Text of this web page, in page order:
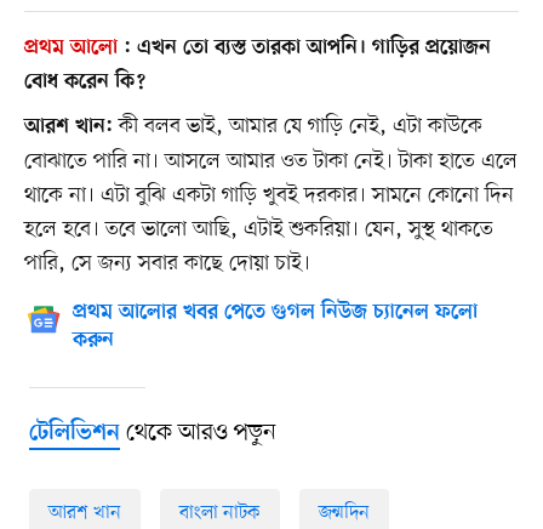
প্রথম আলো: এখন তো ব্যস্ত তারকা আপনি। গাড়ির প্রয়োজন
বোধ করেন কি?
আরশ খান:কী বলব ভাই, আমার যে গাড়ি নেই, এটা কাউকে
বোঝাতে পারি না। আসলে আমার ওত টাকা নেই। টাকা হাতে এলে
থাকে না। এটা বুঝি একটা গাড়ি খুবই দরকার। সামনে কোনো দিন
হলে হবে। তবে ভালো আছি, এটাই শুকরিয়া। যেন, সুস্থ থাকতে
পারি, সে জন্য সবার কাছে দোয়া চাই।
প্রথম আলোর খবর পেতে গুগল নিউজ চ্যানেল ফলো
করুন
টেলিভিশনথেকে আরও পড়ুন
আরশ খান বাংলা নাটক জন্মদিন